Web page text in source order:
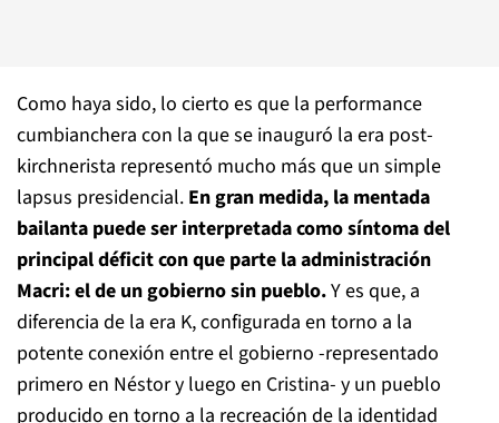
Como haya sido, lo cierto es que la performance
cumbianchera con la que se inauguró la era post-
kirchnerista representó mucho más que un simple
lapsus presidencial. En gran medida, la mentada
bailanta puede ser interpretada como síntoma del
principal déficit con que parte la administración
Macri: el de un gobierno sin pueblo.Y es que, a
diferencia de la era K, configurada en torno a la
potente conexión entre el gobierno -representado
primero en Néstor y luego en Cristina- y un pueblo
producido en torno a la recreación de la identidad